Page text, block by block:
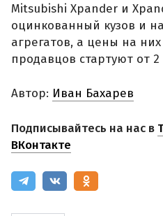
Mitsubishi Xpander и
оцинкованный кузов и
агрегатов, а цены на
продавцов стартуют от
Автор: Иван Бахарев
Подписывайтесь на нас в
ВКонтакте